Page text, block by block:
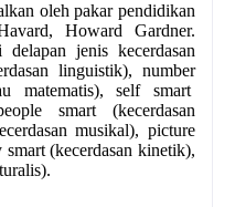
oleh pakar pendidikan
Howard Gardner.
jenis kecerdasan
linguistik), number
matematis), self smart
smart (kecerdasan
musikal), picture
smart (kecerdasan kinetik),